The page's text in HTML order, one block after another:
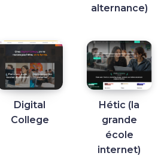
alternance)
Digital
College
Hétic (la
grande
école
internet)